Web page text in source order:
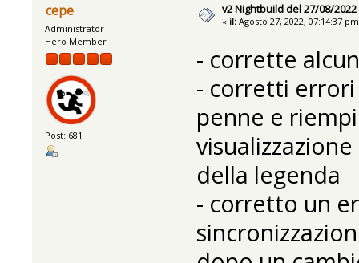
cepe
Administrator
Hero Member
Post: 681
v2 Nightbuild del 27/08/2022
« il: Agosto 27, 2022, 07:14:37
- corrette
- corretti
penne e
della legenda
- corretto un